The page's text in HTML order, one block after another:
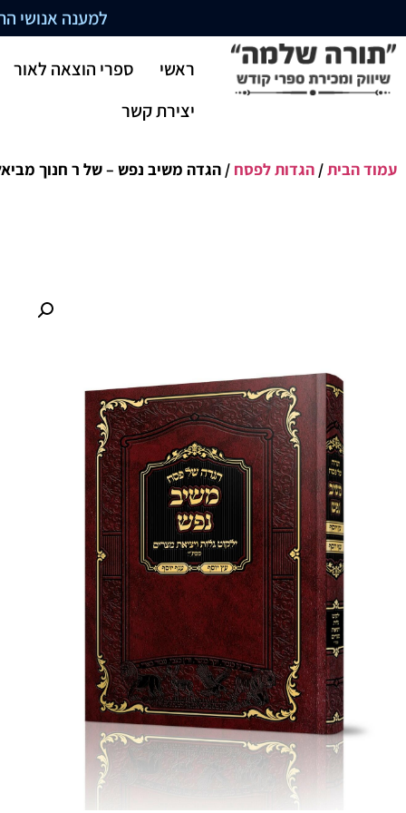
למענה אנושי התקשרו
ראשי
ספרי הוצאה לאור
יצירת קשר
עמוד הבית/ הגדות לפסח / הגדה משיב נפש – של ר חנוך